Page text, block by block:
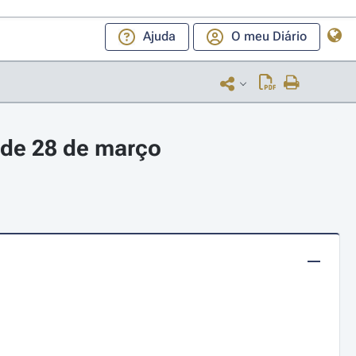
Ajuda O meu Diário
28 de março